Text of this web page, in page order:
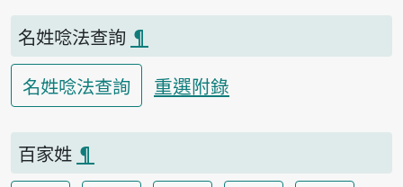
名姓唸法查詢 ¶
名姓唸法查詢
重選附錄
百家姓 ¶